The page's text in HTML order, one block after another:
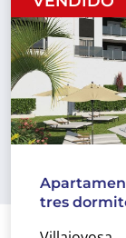
tres